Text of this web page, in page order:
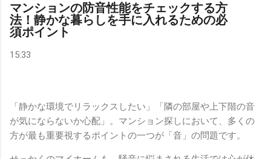
マンションの防音性能をチェックする方
法！静かな暮らしを手に入れるための必
須ポイント
15:33
「静かな環境でリラックスしたい」「隣の部屋や上下階の音
が気にならないか心配」。マンション探しにおいて、多くの
方が最も重要視するポイントの一つが「音」の問題です。